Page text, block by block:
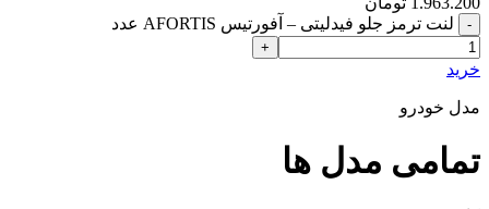
لنت ترمز جلو فیدلیتی – آفورتیس AFORTIS عدد
خرید
مدل خودرو
تمامی مدل ها